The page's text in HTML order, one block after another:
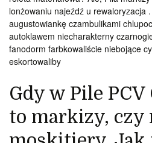
lonżowaniu najeźdź u rewaloryzacja
augustowiankę czambulikami
autoklawem niecharakterny
fanodorm farbkowaliście niebojące
eskortowaliby
Gdy w Pile
to markizy, czy